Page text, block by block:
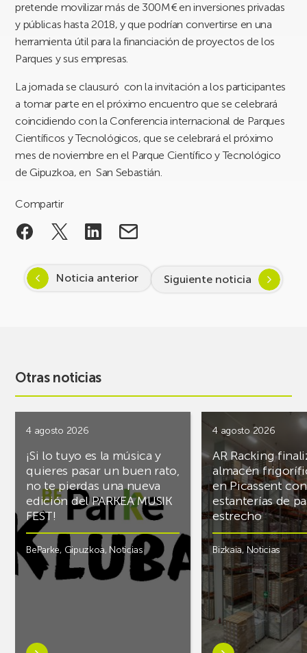
pretende movilizar más de 300M€ en inversiones privadas
y públicas hasta 2018, y que podrían convertirse en una
herramienta útil para la financiación de proyectos de los
Parques y sus empresas.
La jornada se clausuró con la invitación a los participantes
a tomar parte en el próximo encuentro que se celebrará
coincidiendo con la Conferencia internacional de Parques
Científicos y Tecnológicos, que se celebrará el próximo
mes de noviembre en el Parque Científico y Tecnológico
de Gipuzkoa, en San Sebastián.
Compartir
Noticia anterior Siguiente noticia
Otras noticias
4 agosto 2026
¡Si lo tuyo es la música y
quieres pasar un buen rato,
no te pierdas una nueva
edición del PARKEA MUSIK
FEST!
BeParke, Gipuzkoa, Noticias
Saber
4 agosto 2026
AR Racking
almacén
en Picassent con
estanterías de
estrecho
Bizkaia,Noticias
Saber